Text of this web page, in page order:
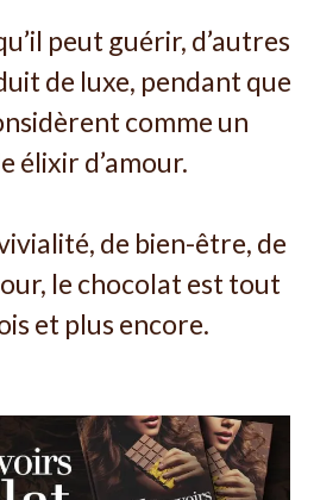
peut guérir, d’autres
de luxe, pendant que
comme un
élixir d’amour.
de bien-être, de
le chocolat est tout
et plus encore.